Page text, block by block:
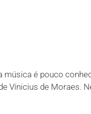
música é pouco
Vínicius de Moraes.